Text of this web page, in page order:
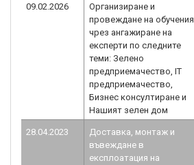
09.02.2026
Организиране и
провеждане на обучения
чрез ангажиране на
експерти по следните
теми: Зелено
предприемачество, IT
предприемачество,
Бизнес консултиране и
Нашият зелен дом
28.04.2023
Доставка, монтаж и
въвеждане в
експлоатация на